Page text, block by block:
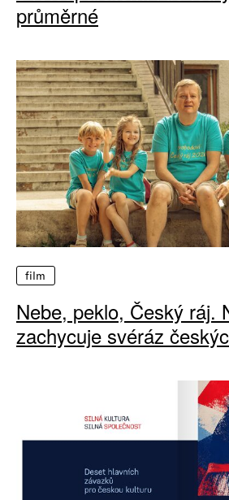
průměrné
film
Nebe, peklo, Český ráj.
zachycuje svéráz